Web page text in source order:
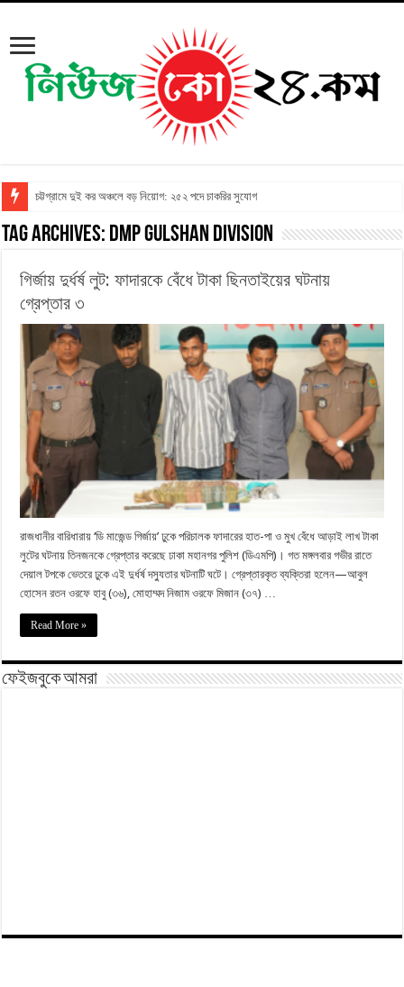
চট্টগ্রামে দুই কর অঞ্চলে বড় নিয়োগ: ২৫২ পদে চাকরির সুযোগ
Tag Archives: DMP Gulshan Division
গির্জায় দুর্ধর্ষ লুট: ফাদারকে বেঁধে টাকা ছিনতাইয়ের ঘটনায়
গ্রেপ্তার ৩
রাজধানীর বারিধারায় ‘ডি মাজেন্ড গির্জায়’ ঢুকে পরিচালক ফাদারের হাত-পা ও মুখ বেঁধে আড়াই লাখ টাকা
লুটের ঘটনায় তিনজনকে গ্রেপ্তার করেছে ঢাকা মহানগর পুলিশ (ডিএমপি)। গত মঙ্গলবার গভীর রাতে
দেয়াল টপকে ভেতরে ঢুকে এই দুর্ধর্ষ দস্যুতার ঘটনাটি ঘটে। গ্রেপ্তারকৃত ব্যক্তিরা হলেন—আবুল
হোসেন রতন ওরফে হাবু (৩৬), মোহাম্মদ নিজাম ওরফে মিজান (৩৭) …
Read More »
ফেইজবুকে আমরা